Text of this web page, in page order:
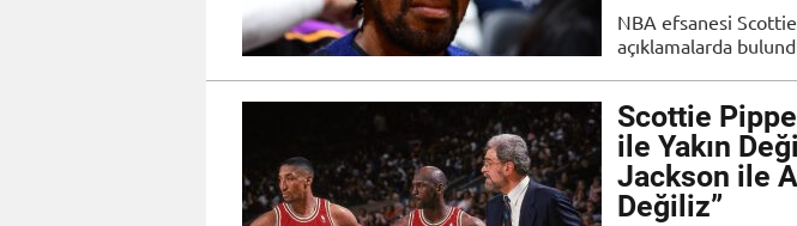
NBA efsanesi Scottie
açıklamalarda
Scottie
ile Yakın
Jackson ile
Değiliz”